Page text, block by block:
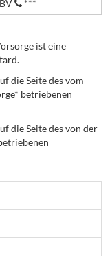
***
ist eine
die Seite des vom
betriebenen
die Seite des von der